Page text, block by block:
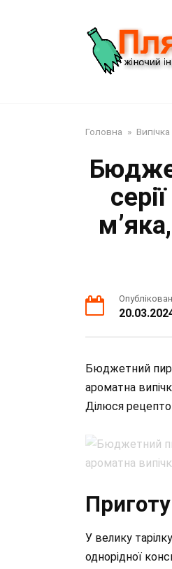
Головна » Випічка
Бюджетний
ароматна
Ділюся
У велику
однорідної